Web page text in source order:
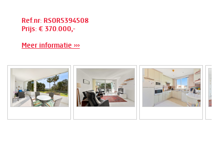
Ref.nr: RSOR5394508
Prijs: € 370.000,-
Meer informatie ›››